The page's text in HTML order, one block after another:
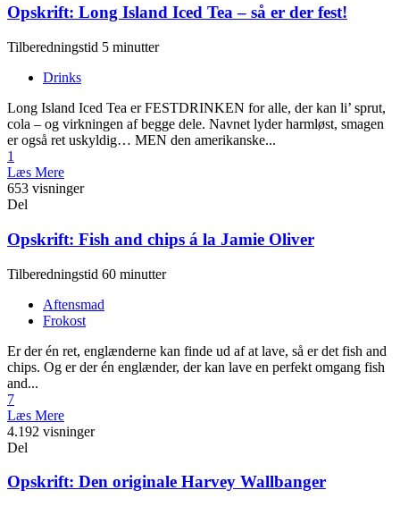
Opskrift: Long Island Iced Tea – så er der fest!
Tilberedningstid 5 minutter
Drinks
Long Island Iced Tea er FESTDRINKEN for alle, der kan li’ sprut,
cola – og virkningen af begge dele. Navnet lyder harmløst, smagen
er også ret uskyldig… MEN den amerikanske...
1
Læs Mere
653 visninger
Del
Opskrift: Fish and chips á la Jamie Oliver
Tilberedningstid 60 minutter
Aftensmad
Frokost
Er der én ret, englænderne kan finde ud af at lave, så er det fish and
chips. Og er der én englænder, der kan lave en perfekt omgang fish
and...
7
Læs Mere
4.192 visninger
Del
Opskrift: Den originale Harvey Wallbanger